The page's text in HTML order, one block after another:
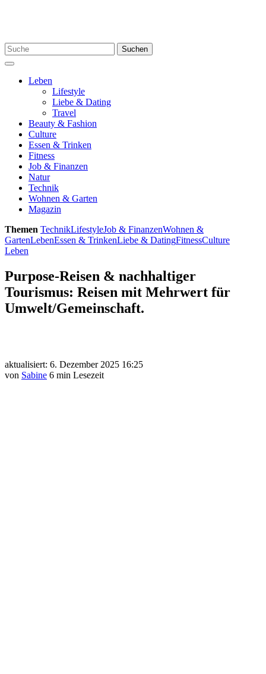
Search
for:
Suchen
Menu
Leben
Lifestyle
Liebe & Dating
Travel
Beauty & Fashion
Culture
Essen & Trinken
Fitness
Job & Finanzen
Natur
Technik
Wohnen & Garten
Magazin
Themen TechnikLifestyleJob & FinanzenWohnen &
GartenLebenEssen & TrinkenLiebe & DatingFitnessCulture
Leben
Purpose-Reisen & nachhaltiger
Tourismus: Reisen mit Mehrwert für
Umwelt/Gemeinschaft.
aktualisiert: 6. Dezember 2025 16:25
von Sabine 6 min Lesezeit